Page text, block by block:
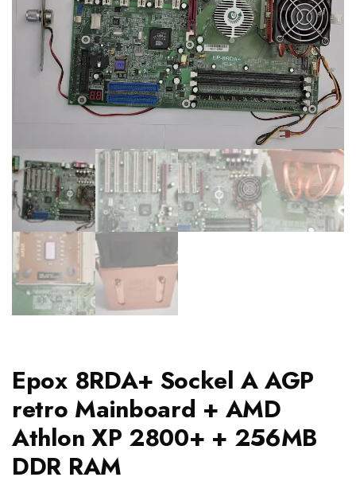
Epox 8RDA+ Sockel A AGP
retro Mainboard + AMD
Athlon XP 2800+ + 256MB
DDR RAM